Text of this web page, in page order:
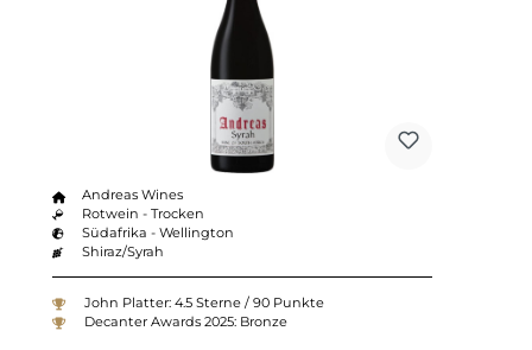
Andreas Wines
Rotwein - Trocken
Südafrika - Wellington
Shiraz/Syrah
John Platter: 4.5 Sterne / 90 Punkte
Decanter Awards 2025: Bronze